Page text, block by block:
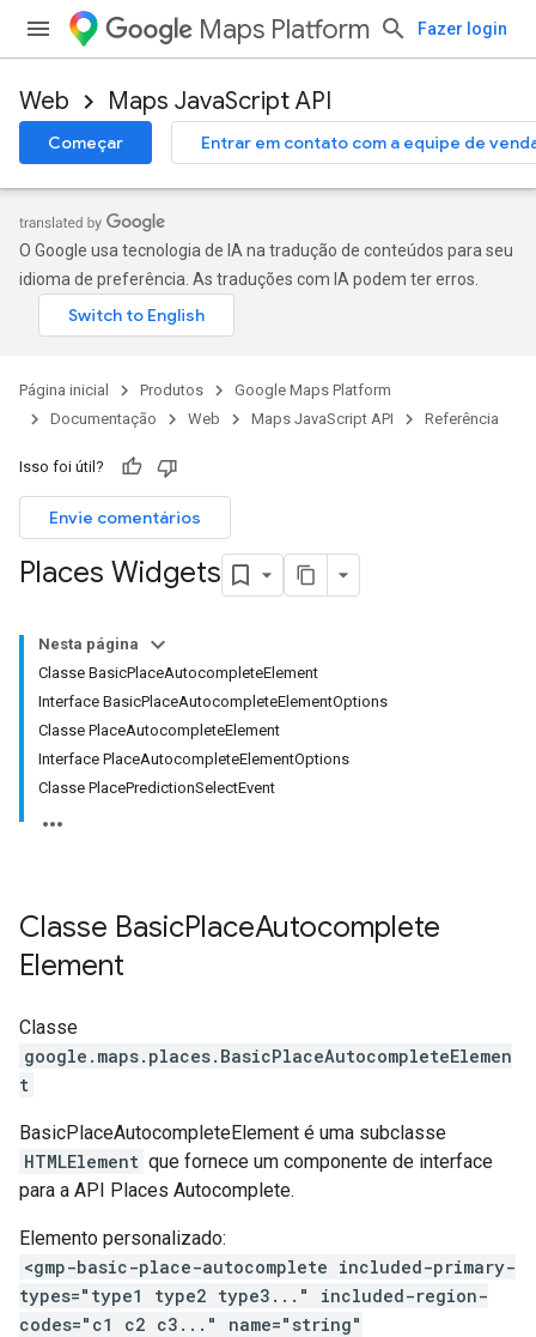
Maps Platform Fazer login
Web Maps JavaScript API
Começar Entrar em contato com a equipe de
O Google usa tecnologia de IA na tradução de conteúdos para seu
idioma de preferência. As traduções com IA podem ter erros.
Página inicial Produtos
Google Maps Platform
Documentação
Web Maps JavaScript API Referência
Isso foi útil?
Envie comentários
Places Widgets
Nesta página
Classe BasicPlaceAutocompleteElement
Interface BasicPlaceAutocompleteElementOptions
Classe PlaceAutocompleteElement
Interface PlaceAutocompleteElementOptions
Classe PlacePredictionSelectEvent
Classe BasicPlaceAutocomplete
Element
Classe
google.maps.places. BasicPlaceAutocompleteElemen
t
BasicPlaceAutocompleteElement é uma subclasse
HTMLElement que fornece um componente de interface
para a API Places Autocomplete.
Elemento personalizado:
<gmp-basic-place-autocomplete included-primary-
types="type1 type2 type3..." included-region-
codes="c1 c2 c3..." name="string"